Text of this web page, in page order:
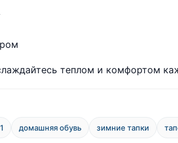
теплом и комфортом
домашняя обувь зимние тапки